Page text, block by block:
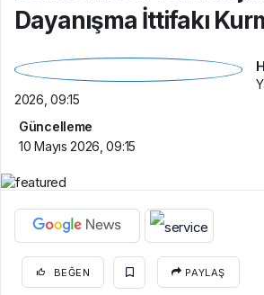
Dayanışma İttifakı
2026, 09:15
Güncelleme
10 Mayıs 2026, 09:15
BEĞEN PAYLAŞ